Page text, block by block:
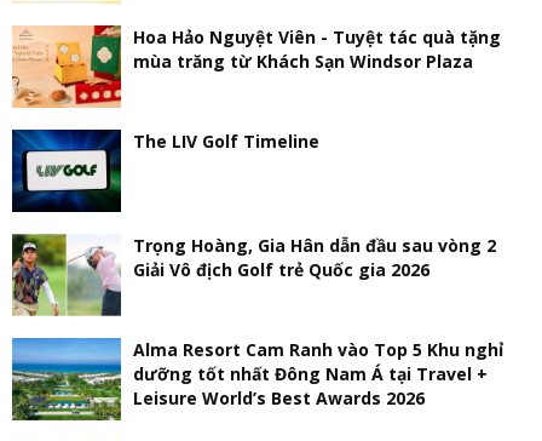
Hoa Hảo Nguyệt Viên - Tuyệt tác quà tặng
mùa trăng từ Khách Sạn Windsor Plaza
The LIV Golf Timeline
Trọng Hoàng, Gia Hân dẫn đầu sau vòng 2
Giải Vô địch Golf trẻ Quốc gia 2026
Alma Resort Cam Ranh vào Top 5 Khu nghỉ
dưỡng tốt nhất Đông Nam Á tại Travel +
Leisure World’s Best Awards 2026